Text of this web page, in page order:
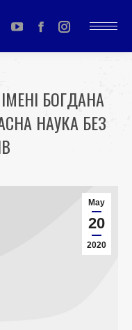
YouTube
page
in
new
Facebook
page
in
new
Instagram
page
in
new
БОГДАНА
НАУКА БЕЗ
May
20
2020